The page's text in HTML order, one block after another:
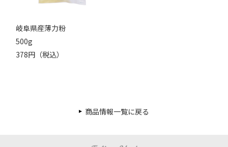
岐阜県産薄力粉
500g
378円（税込）
商品情報一覧に戻る